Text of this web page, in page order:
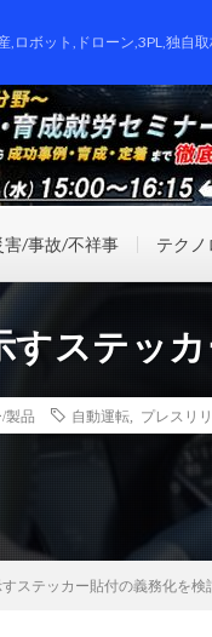
,ロボット,ドローン,3PL,独自
害/事故/不祥事 テク
すステッ
製品 自動運転 プレスリ
すステッカー貼付の義務化を検